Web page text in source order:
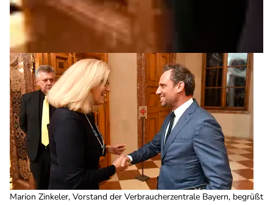
Marion Zinkeler, Vorstand der Verbraucherzentrale Bayern, begrüßt